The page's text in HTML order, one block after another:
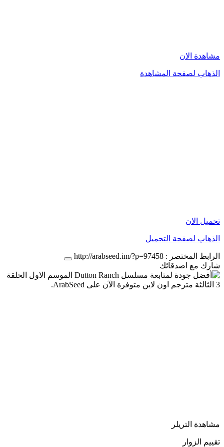
مشاهدة الان
الذهاب لصفحة المشاهدة
تحميل الان
الذهاب لصفحة التحميل
الرابط المختصر : http://arabseed.im/?p=97458
شارك مع اصدقائك
مشاهدة التريلر
تقييم الزوار